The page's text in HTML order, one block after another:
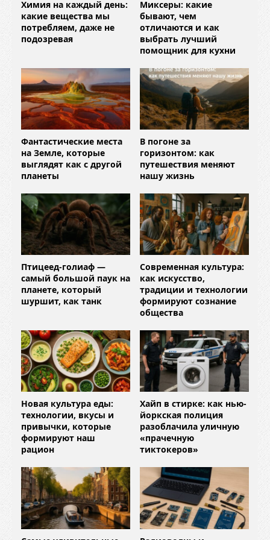
Химия на каждый день:
какие вещества мы
потребляем, даже не
подозревая
Миксеры: какие
бывают, чем
отличаются и как
выбрать лучший
помощник для кухни
Фантастические места
на Земле, которые
выглядят как с другой
планеты
В погоне за
горизонтом: как
путешествия меняют
нашу жизнь
Птицеед-голиаф —
самый большой паук на
планете, который
шуршит, как танк
Современная культура:
как искусство,
традиции и технологии
формируют сознание
общества
Новая культура еды:
технологии, вкусы и
привычки, которые
формируют наш
рацион
Хайп в стирке: как нью-
йоркская полиция
разоблачила уличную
«прачечную
тиктокеров»